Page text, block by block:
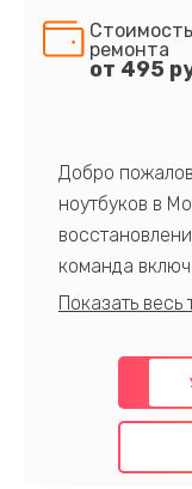
Стоимость
ремонта
от 495
Добро
ноутбуков в
команда
предлагаем
также
проведенных